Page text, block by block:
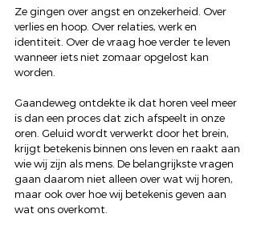
Ze gingen over angst en onzekerheid. Over
verlies en hoop. Over relaties, werk en
identiteit. Over de vraag hoe verder te leven
wanneer iets niet zomaar opgelost kan
worden.
Gaandeweg ontdekte ik dat horen veel meer
is dan een proces dat zich afspeelt in onze
oren. Geluid wordt verwerkt door het brein,
krijgt betekenis binnen ons leven en raakt aan
wie wij zijn als mens. De belangrijkste vragen
gaan daarom niet alleen over wat wij horen,
maar ook over hoe wij betekenis geven aan
wat ons overkomt.